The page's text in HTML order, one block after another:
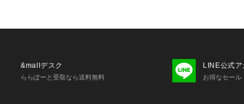
商品番号:27-01-55-01036
場合に限り出荷させていただいております。
&mallデスク
ららぽーと受取なら送料無料
LINE公式ア
お得なセール